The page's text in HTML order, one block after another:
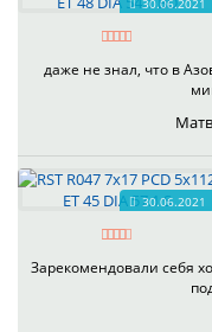
30.06.2021
даже не знал, что в
30.06.2021
Зарекомендовали себя